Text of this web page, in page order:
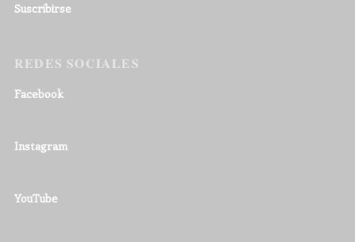
Suscribirse
REDES SOCIALES
Facebook
Instagram
YouTube